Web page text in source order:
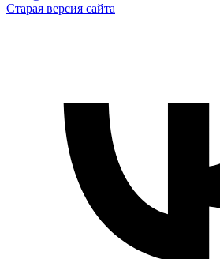
Старая версия сайта